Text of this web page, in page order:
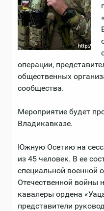
операции,
общественных
сообщества.
Мероприятие будет
Владикавказе.
Южную Осетию на
из 45 человек. В ее
специальной военной
Отечественной войны
кавалеры ордена
представители